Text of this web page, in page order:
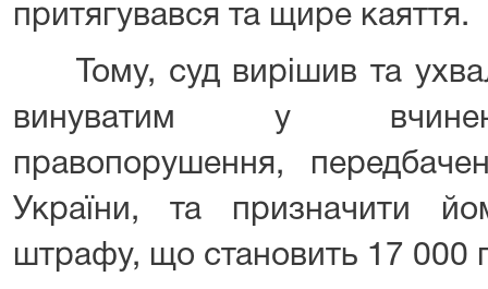
притягувався та щире каяття.
Тому, суд вирішив та
винуватим у
правопорушення,
України, та призначити
штрафу, що становить 17 000